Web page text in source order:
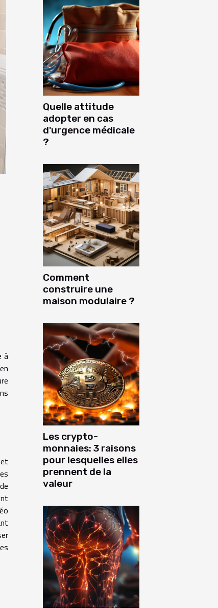
à
Quelle attitude
adopter en cas
d'urgence médicale
?
Comment
construire une
maison modulaire ?
Les crypto-
monnaies: 3 raisons
pour lesquelles elles
prennent de la
valeur